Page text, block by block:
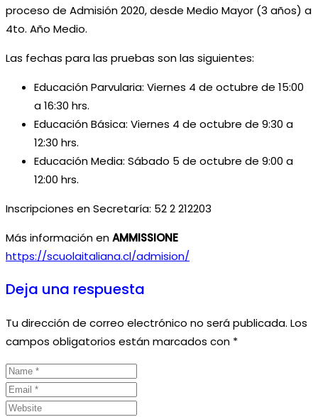
proceso de Admisión 2020, desde Medio Mayor (3 años) a
4to. Año Medio.
Las fechas para las pruebas son las siguientes:
Educación Parvularia: Viernes 4 de octubre de 15:00
a 16:30 hrs.
Educación Básica: Viernes 4 de octubre de 9:30 a
12:30 hrs.
Educación Media: Sábado 5 de octubre de 9:00 a
12:00 hrs.
Inscripciones en Secretaría: 52 2 212203
Más información enAMMISSIONE
https://scuolaitaliana.cl/admision/
Deja una respuesta
Tu dirección de correo electrónico no será publicada. Los
campos obligatorios están marcados con *